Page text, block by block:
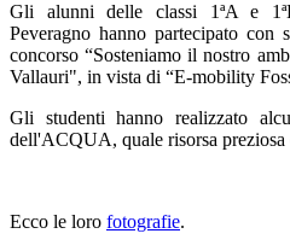
Gli alunni delle classi 1ªA e
Peveragno hanno partecipato con
concorso “Sosteniamo il nostro
Vallauri", in vista di “E-mobility
Gli studenti hanno realizzato
dell'ACQUA, quale risorsa preziosa
Ecco le loro fotografie.